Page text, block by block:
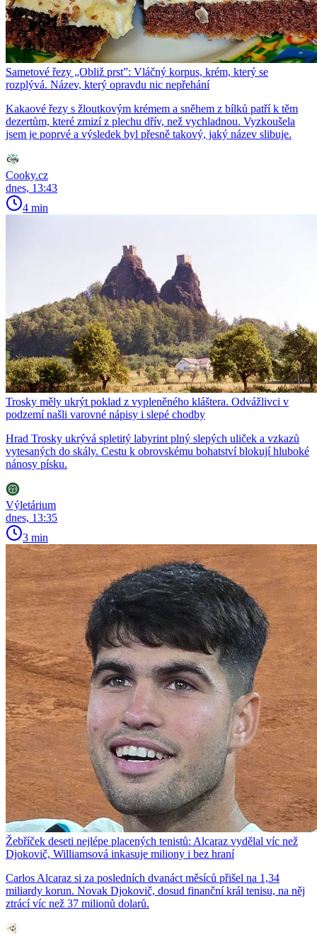
Sametové řezy „Obliž prst”: Vláčný korpus, krém, který se
rozplývá. Název, který opravdu nic nepřehání
Kakaové řezy s žloutkovým krémem a sněhem z bílků patří k těm
dezertům, které zmizí z plechu dřív, než vychladnou. Vyzkoušela
jsem je poprvé a výsledek byl přesně takový, jaký název slibuje.
Cooky.cz
dnes, 13:43
4 min
Trosky měly ukrýt poklad z vypleněného kláštera. Odvážlivci v
podzemí našli varovné nápisy i slepé chodby
Hrad Trosky ukrývá spletitý labyrint plný slepých uliček a vzkazů
vytesaných do skály. Cestu k obrovskému bohatství blokují hluboké
nánosy písku.
Výletárium
dnes, 13:35
3 min
Žebříček deseti nejlépe placených tenistů: Alcaraz vydělal víc než
Djokovič, Williamsová inkasuje miliony i bez hraní
Carlos Alcaraz si za posledních dvanáct měsíců přišel na 1,34
miliardy korun. Novak Djokovič, dosud finanční král tenisu, na něj
ztrácí víc než 37 milionů dolarů.